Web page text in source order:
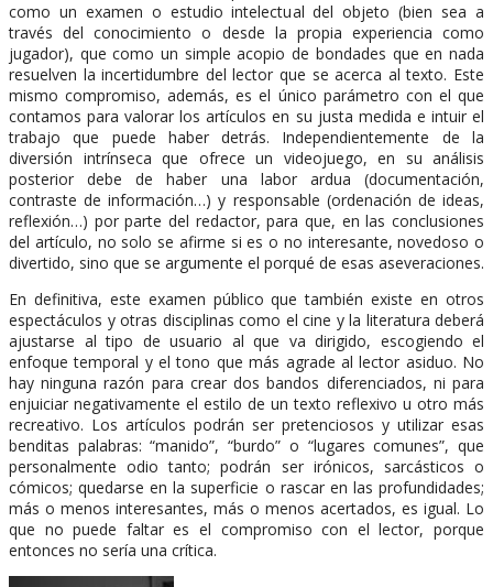
como un examen o estudio intelectual del objeto (bien sea a
través del conocimiento o desde la propia experiencia como
jugador), que como un simple acopio de bondades que en nada
resuelven la incertidumbre del lector que se acerca al texto. Este
mismo compromiso, además, es el único parámetro con el que
contamos para valorar los artículos en su justa medida e intuir el
trabajo que puede haber detrás. Independientemente de la
diversión intrínseca que ofrece un videojuego, en su análisis
posterior debe de haber una labor ardua (documentación,
contraste de información…) y responsable (ordenación de ideas,
reflexión…) por parte del redactor, para que, en las conclusiones
del artículo, no solo se afirme si es o no interesante, novedoso o
divertido, sino que se argumente el porqué de esas aseveraciones.
En definitiva, este examen público que también existe en otros
espectáculos y otras disciplinas como el cine y la literatura deberá
ajustarse al tipo de usuario al que va dirigido, escogiendo el
enfoque temporal y el tono que más agrade al lector asiduo. No
hay ninguna razón para crear dos bandos diferenciados, ni para
enjuiciar negativamente el estilo de un texto reflexivo u otro más
recreativo. Los artículos podrán ser pretenciosos y utilizar esas
benditas palabras: “manido”, “burdo” o “lugares comunes”, que
personalmente odio tanto; podrán ser irónicos, sarcásticos o
cómicos; quedarse en la superficie o rascar en las profundidades;
más o menos interesantes, más o menos acertados, es igual. Lo
que no puede faltar es el compromiso con el lector, porque
entonces no sería una crítica.